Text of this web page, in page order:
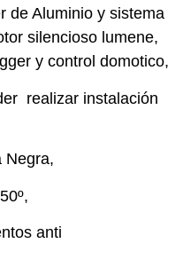
de Aluminio y sistema
silencioso lumene,
y control domotico,
realizar instalación
Negra,
anti